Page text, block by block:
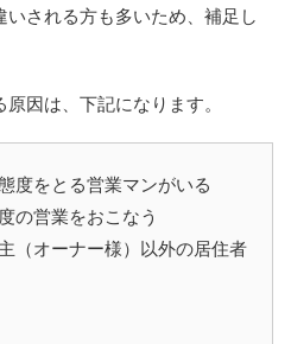
される方も多いため、補足し
因は、下記になります。
度をとる営業マンがいる
の営業をおこなう
（オーナー様）以外の居住者